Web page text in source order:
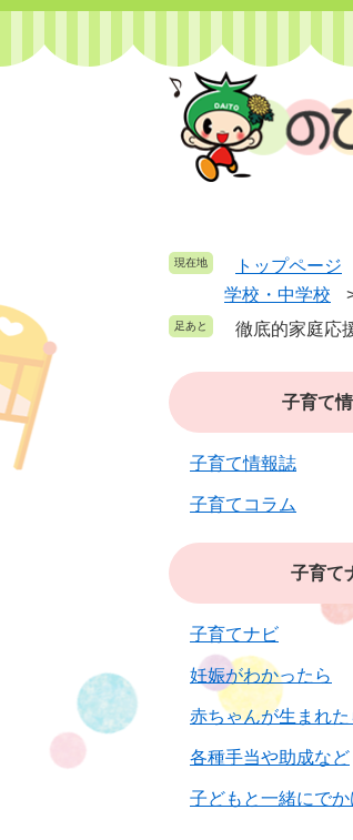
ペ
ジ
メ
ュ
へ
現在地 トップページ
学校・中学校
徹底的家庭応
子育て
子育て情報誌
子育てコラム
子育て
子育てナビ
妊娠がわかったら
赤ちゃんが生まれた
各種手当や助成など
子どもと一緒にでか